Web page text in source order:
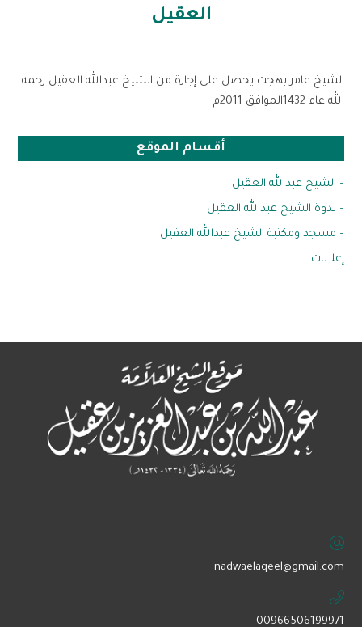
العقيل
الشيخ عامر بهجت يحصل على إجازة من الشيخ عبدالله العقيل رحمه
الله عام 1432الموافق 2011م
أقسام الموقع
– الشيخ عبدالله العقيل
– ندوة الشيخ عبدالله العقيل
– مسجد ومكتبة الشيخ عبدالله العقيل
إعلانات
‏nadwaelaqeel@gmail.com
00966506199971